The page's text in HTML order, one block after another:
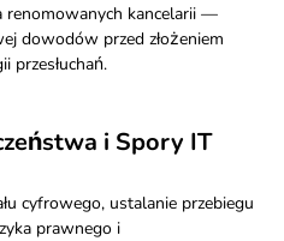
renomowanych kancelarii —
dowodów przed złożeniem
przesłuchań.
i Spory IT
cyfrowego, ustalanie przebiegu
prawnego i